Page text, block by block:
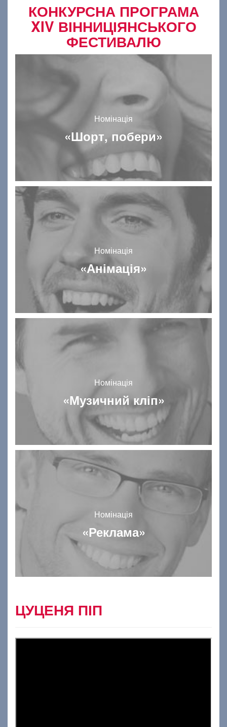
КОНКУРСНА ПРОГРАМА
XIV ВІННИЦІЯНСЬКОГО
ФЕСТИВАЛЮ
Номінація
«Шорт, побери»
Номінація
«Анімація»
Номінація
«Музичний кліп»
Номінація
«Реклама»
ЦУЦЕНЯ ПІП